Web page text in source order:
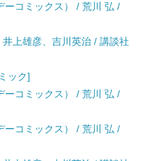
ーコミックス） / 荒川 弘 /
上雄彦、吉川英治 / 講談社
ック]
ーコミックス） / 荒川 弘 /
ーコミックス） / 荒川 弘 /